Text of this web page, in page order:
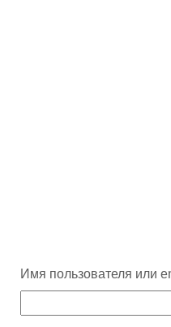
скидку
Имя пользователя или